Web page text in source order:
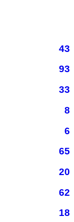
43
93
33
8
6
65
20
62
18